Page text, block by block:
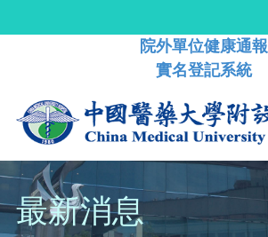
院外單位健康通報
實名登記系統
最新消息